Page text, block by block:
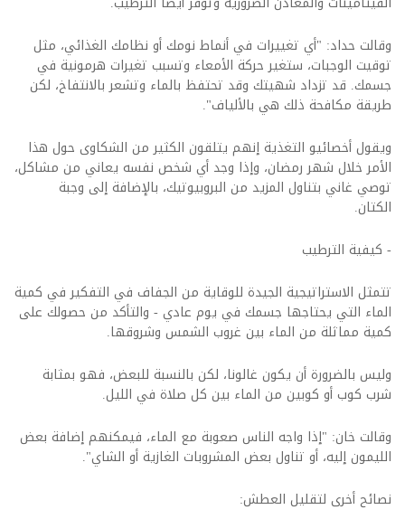
وقالت حداد: "أي تغييرات في أنماط نومك أو نظامك الغذائي، مثل
توقيت الوجبات، ستغير حركة الأمعاء وتسبب تغيرات هرمونية في
جسمك. قد تزداد شهيتك وقد تحتفظ بالماء وتشعر بالانتفاخ، لكن
طريقة مكافحة ذلك هي بالألياف".
ويقول أخصائيو التغذية إنهم يتلقون الكثير من الشكاوى حول هذا
الأمر خلال شهر رمضان، وإذا وجد أي شخص نفسه يعاني من مشاكل،
توصي غاني بتناول المزيد من البروبيوتيك، بالإضافة إلى وجبة
الكتان.
- كيفية الترطيب
تتمثل الاستراتيجية الجيدة للوقاية من الجفاف في التفكير في كمية
الماء التي يحتاجها جسمك في يوم عادي - والتأكد من حصولك على
كمية مماثلة من الماء بين غروب الشمس وشروقها.
وليس بالضرورة أن يكون غالونا، لكن بالنسبة للبعض، فهو بمثابة
شرب كوب أو كوبين من الماء بين كل صلاة في الليل.
وقالت خان: "إذا واجه الناس صعوبة مع الماء، فيمكنهم إضافة بعض
الليمون إليه، أو تناول بعض المشروبات الغازية أو الشاي".
نصائح أخرى لتقليل العطش: